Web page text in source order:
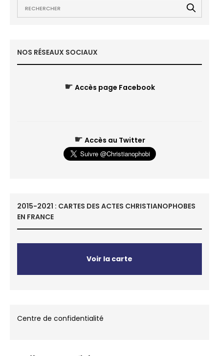
NOS RÉSEAUX SOCIAUX
☛ Accès page Facebook
☛ Accès au Twitter
2015-2021 : CARTES DES ACTES CHRISTIANOPHOBES
EN FRANCE
Voir la carte
Centre de confidentialité